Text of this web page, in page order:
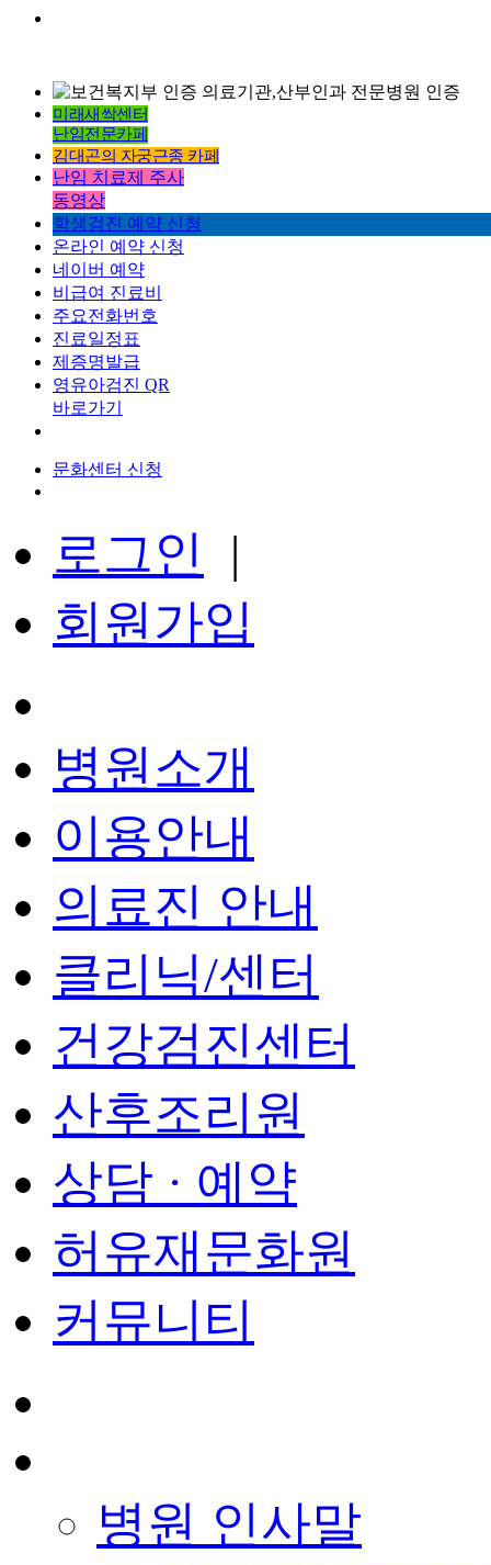
미래새싹센터
난임전문카페
김대곤의 자궁근종 카페
난임 치료제 주사
동영상
학생검진 예약 신청
온라인 예약 신청
네이버 예약
비급여 진료비
주요전화번호
진료일정표
제증명발급
영유아검진 QR
바로가기
문화센터 신청
로그인
|
회원가입
병원소개
이용안내
의료진 안내
클리닉/센터
건강검진센터
산후조리원
상담 · 예약
허유재문화원
커뮤니티
병원 인사말